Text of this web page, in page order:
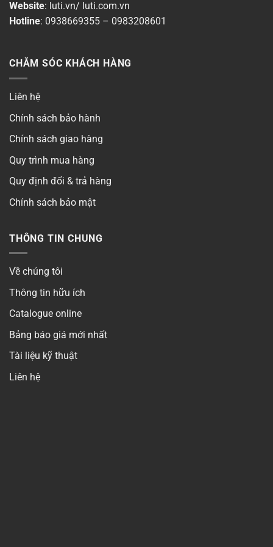
Có
Số cánh
Số cực
Website: luti.vn/ luti.com.vn
Hotline: 0938669355 – 0983208601
CHĂM SÓC KHÁCH HÀNG
Liên hệ
Chính sách bảo hành
Chính sách giao hàng
Quy trình mua hàng
Quy định đổi & trả hàng
Chính sách bảo mật
THÔNG TIN CHUNG
Về chúng tôi
Thông tin hữu ích
Catalogue online
Bảng báo giá mới nhất
Tài liệu kỹ thuật
Liên hệ